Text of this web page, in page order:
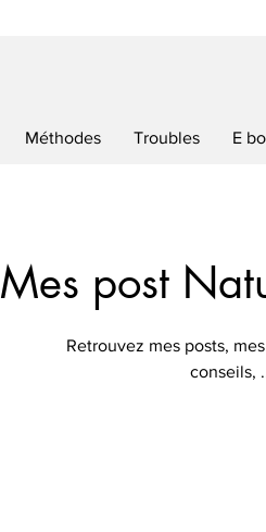
Méthodes Troubles E
Mes post
Retrouvez mes posts,
conseils,